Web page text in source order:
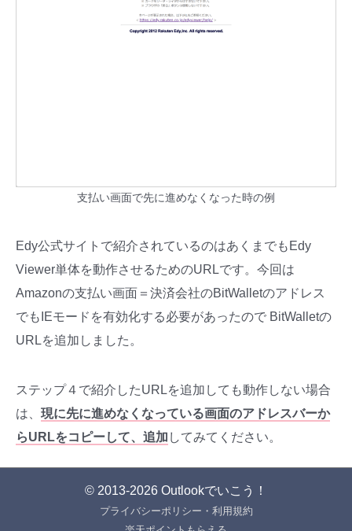
支払い画面で先に進めなくなった時の例
Edy公式サイトで紹介されているのはあくまでもEdy
Viewer単体を動作させるためのURLです。今回は
Amazonの支払い画面＝決済会社のBitWalletのアドレス
でもIEモードを有効化する必要があったので BitWalletの
URLを追加しました。
ステップ４で紹介したURLを追加しても動作しない場合
は、 現に先に進めなくなっている画面のアドレスバーか
らURLをコピーして、追加 してみてください。
© 2013-2026 Outlookでいこう！
プライバシーポリシー・利用規約